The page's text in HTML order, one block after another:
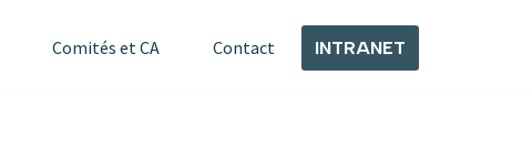
Comités et CA Contact INTRANET